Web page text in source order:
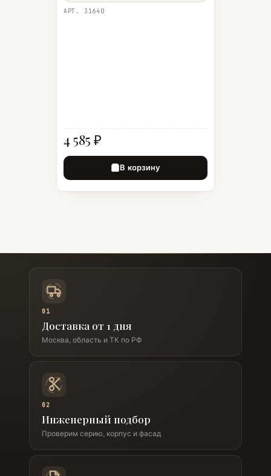
АРТ. 31640
4 585 ₽
В корзину
01
Доставка от 1 дня
Москва, область и ТК по РФ
02
Инженерный подбор
Проверим серию, корпус и фасад